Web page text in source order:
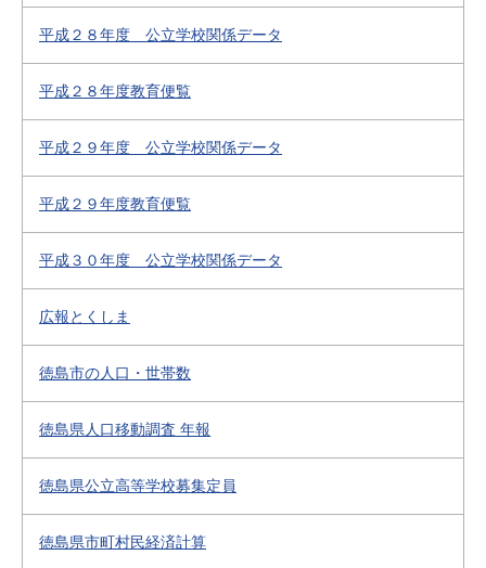
平成２８年度 公立学校関係データ
平成２８年度教育便覧
平成２９年度 公立学校関係データ
平成２９年度教育便覧
平成３０年度 公立学校関係データ
広報とくしま
徳島市の人口・世帯数
徳島県人口移動調査 年報
徳島県公立高等学校募集定員
徳島県市町村民経済計算